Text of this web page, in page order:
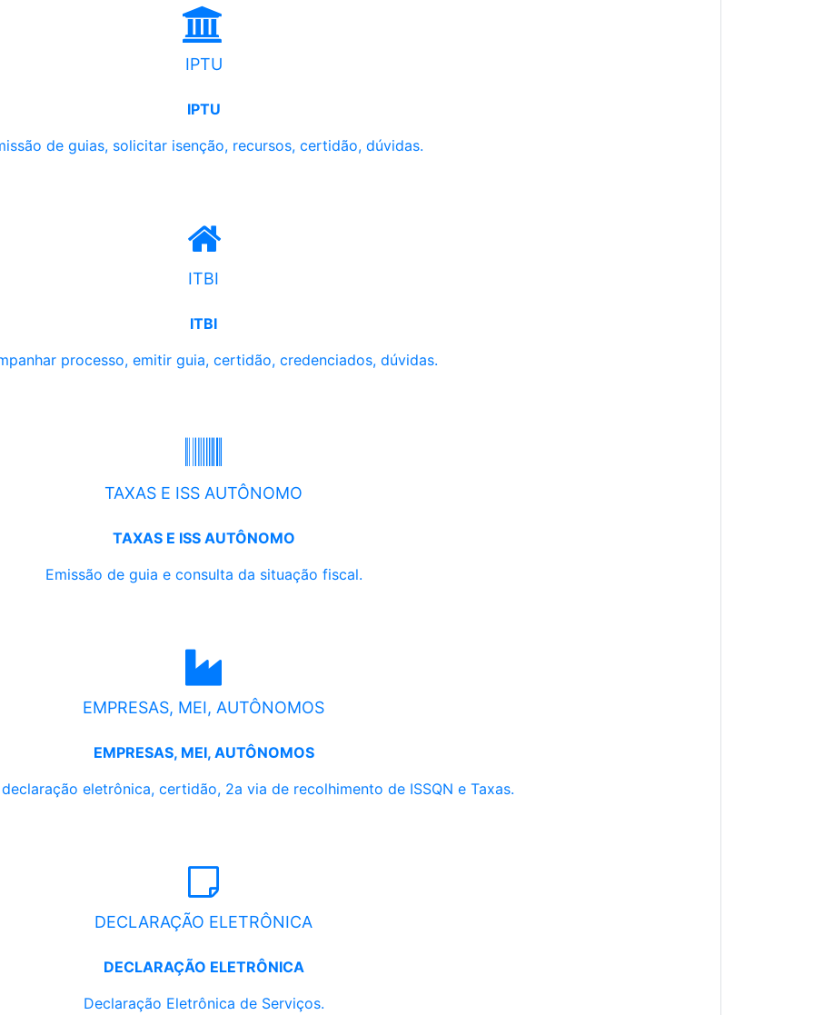
IPTU
IPTU
de guias, solicitar isenção, recursos, certidão, dúvidas.
ITBI
ITBI
processo, emitir guia, certidão, credenciados, dúvidas.
TAXAS E ISS AUTÔNOMO
TAXAS E ISS AUTÔNOMO
Emissão de guia e consulta da situação fiscal.
EMPRESAS, MEI, AUTÔNOMOS
EMPRESAS, MEI, AUTÔNOMOS
eletrônica, certidão, 2a via de recolhimento de ISSQN e Taxas.
DECLARAÇÃO ELETRÔNICA
DECLARAÇÃO ELETRÔNICA
Declaração Eletrônica de Serviços.